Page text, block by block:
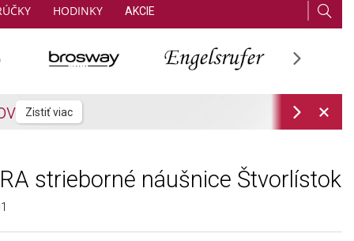
HODINKY AKCIE
strieborné náušnice Štvorlístok